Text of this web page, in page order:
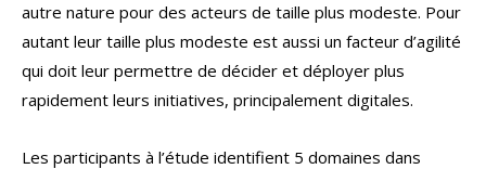
autre nature pour des acteurs de taille plus modeste. Pour
autant leur taille plus modeste est aussi un facteur d’agilité
qui doit leur permettre de décider et déployer plus
rapidement leurs initiatives, principalement digitales.
Les participants à l’étude identifient 5 domaines dans